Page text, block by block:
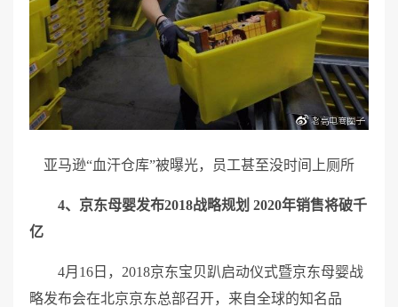
亚马逊“血汗仓库”被曝光，员工甚至没时间上厕所
4、京东母婴发布2018战略规划 2020年销售将破千
亿
4月16日，2018京东宝贝趴启动仪式暨京东母婴战
略发布会在北京京东总部召开，来自全球的知名品